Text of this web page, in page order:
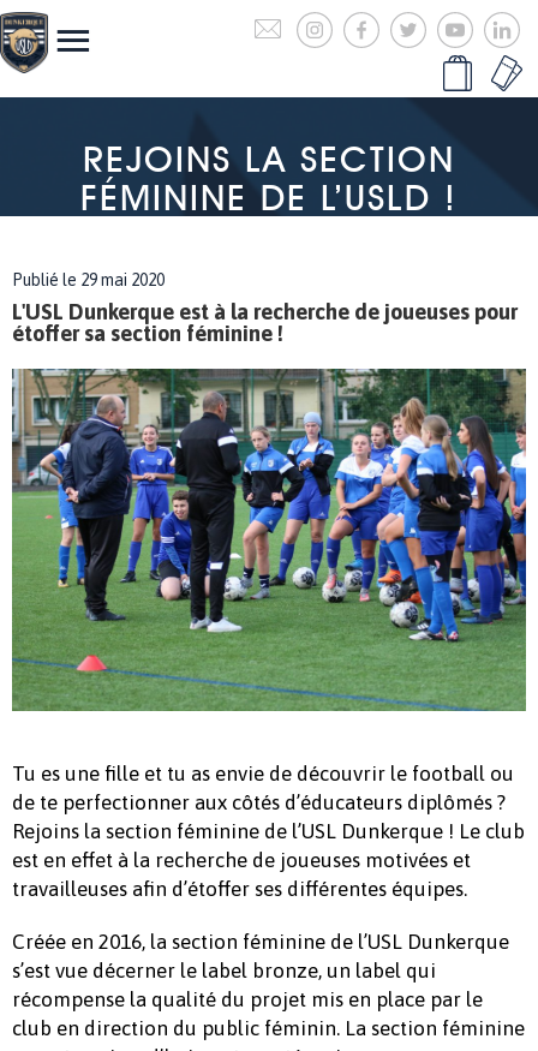
REJOINS LA SECTION
FÉMININE DE L’USLD !
Publié le 29 mai 2020
L'USL Dunkerque est à la recherche de joueuses pour
étoffer sa section féminine !
Tu es une fille et tu as envie de découvrir le football ou
de te perfectionner aux côtés d’éducateurs diplômés ?
Rejoins la section féminine de l’USL Dunkerque ! Le club
est en effet à la recherche de joueuses motivées et
travailleuses afin d’étoffer ses différentes équipes.
Créée en 2016, la section féminine de l’USL Dunkerque
s’est vue décerner le label bronze, un label qui
récompense la qualité du projet mis en place par le
club en direction du public féminin. La section féminine